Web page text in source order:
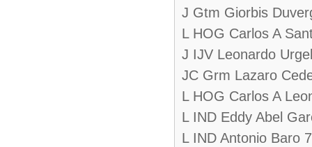
J Gtm Giorbis
L HOG Carlos A
J IJV Leonardo
JC Grm Lazaro
L HOG Carlos A
L IND Eddy Abel
L IND Antonio Baro